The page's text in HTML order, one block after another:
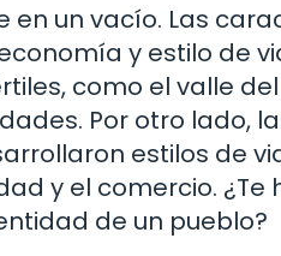
un vacío. Las
y estilo de
como el valle
Por otro lado,
estilos de
y el comercio. ¿Te
de un pueblo?